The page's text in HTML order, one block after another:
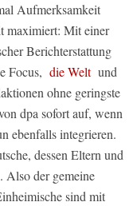
Aufmerksamkeit
maximiert: Mit einer
Berichterstattung
Focus, die Weltund
ohne geringste
dpa sofort auf, wenn
ebenfalls integrieren.
dessen Eltern und
Also der gemeine
sind mit